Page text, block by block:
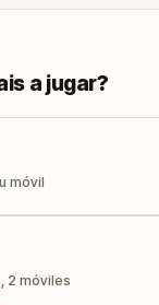
where every
to the wild
a jugar?
móvil
2 móviles